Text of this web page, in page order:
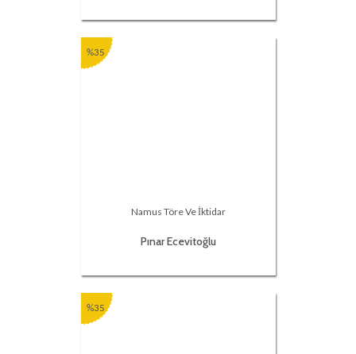
%35
Namus Töre Ve İktidar
Pınar Ecevitoğlu
%35